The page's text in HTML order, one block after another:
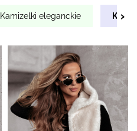
Kamizelki eleganckie ›